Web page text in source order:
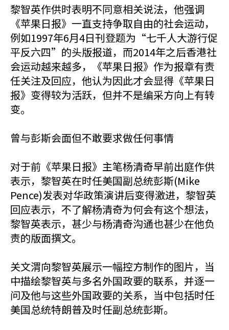
黎智英作供时表明不同意相关说法，他强调
《苹果日报》一直支持争取自由的社会运动，
例如1997年6月4日刊登题为“七千人大游行促
平反六四”的头版报道，而2014年之后香港社
会运动越来越多，《苹果日报》作为报章有责
任关注及回应，他认为因此才会显得《苹果日
报》变得较为活跃，但并不是编采方向上有转
变。
曾与彭斯会面但不敢要求做任何事情
对于前《苹果日报》主笔杨清奇早前出庭作供
表示，黎智英在时任美国副总统彭斯(Mike
Pence)发表对华政策演讲后变得激进，黎智英
回应表示，不了解杨清奇为何会有这个想法，
黎智英表示，甚少与杨清奇沟通也甚少在他负
责的版面撰文。
关文渭向黎智英展示一幅控方制作的图片，当
中描绘黎智英与多名外国政要的联系，并逐一
问及他与这些外国政要的关系，当中包括时任
美国总统特朗普及时任副总统彭斯。